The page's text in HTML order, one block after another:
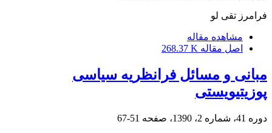
فرامرز تقی لو
مشاهده مقاله
اصل مقاله 268.37 K
مبانی و مسائل فرانظریه سیاسی
پوزیتیویستی
دوره 41، شماره 2، 1390، صفحه 51-67